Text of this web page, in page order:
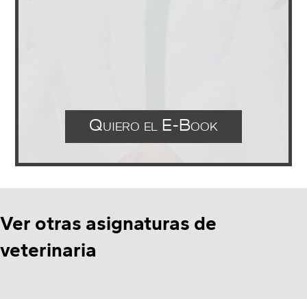
Quiero el E-Book
Ver otras asignaturas de
veterinaria